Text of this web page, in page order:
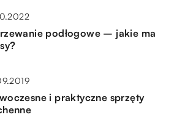
podłogowe – jakie ma
i praktyczne sprzęty